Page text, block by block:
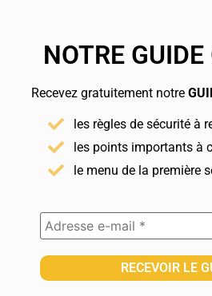
NOTRE
Recevez gratuitement notre
les règles de sécurité à
les points importants à
le menu de la première